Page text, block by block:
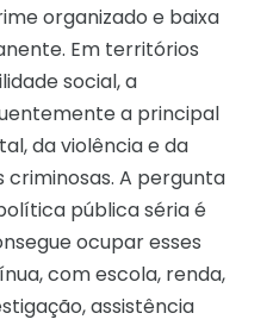
organizado e baixa
Em territórios
social, a
a principal
da violência e da
criminosas. A pergunta
pública séria é
ocupar esses
com escola, renda,
assistência